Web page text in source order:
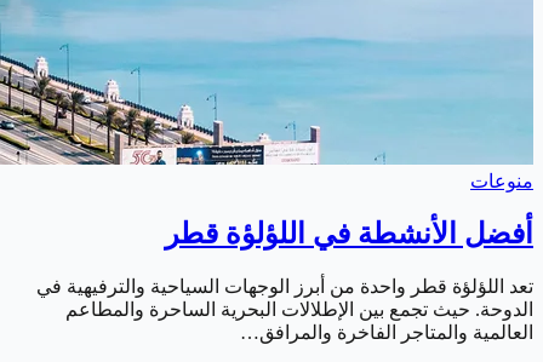
منوعات
أفضل الأنشطة في اللؤلؤة قطر
تعد اللؤلؤة قطر واحدة من أبرز الوجهات السياحية والترفيهية في
الدوحة. حيث تجمع بين الإطلالات البحرية الساحرة والمطاعم
العالمية والمتاجر الفاخرة والمرافق…